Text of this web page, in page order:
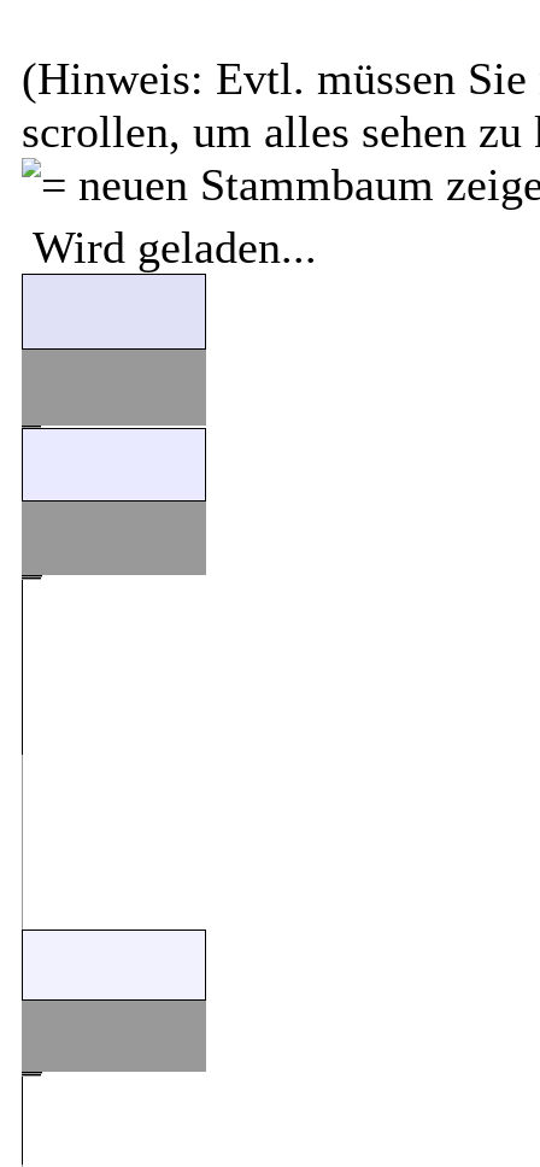
(Hinweis: Evtl. müssen Sie
scrollen, um alles sehen
Wird geladen...